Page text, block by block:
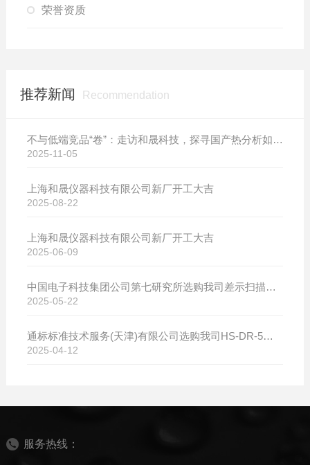
荣誉资质
推荐新闻 Recommendation
不与低端竞品“卷”：走访和晟科技，探寻国产热分析如何行稳致远
2025-11-05
上海和晟仪器科技有限公司新厂开工大吉
2025-08-22
上海和晟仪器科技有限公司新厂开工大吉
2025-06-09
中国电子科技集团公司第七研究所选购我司差示扫描量热仪
2025-05-22
通标标准技术服务(天津)有限公司选购我司HS-DR-5导热系数测试仪
2025-04-12
服务热线：